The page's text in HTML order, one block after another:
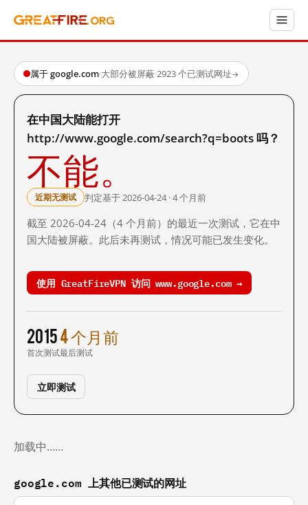
属于 google.com·大部分被屏蔽·2923 个已测试网址→
在中国大陆能打开
http://www.google.com/search?q=boots 吗？
不能。
近期无测试 判定基于 2026-04-24 · 4 个月前
截至 2026-04-24（4 个月前）的最近一次测试，它在中
国大陆被屏蔽。此后未再测试，情况可能已发生变化。
使用 GreatFireVPN 访问 www.google.com →
2015
首次测试
4 个月前
最后测试
立即测试
加载中……
google.com 上其他已测试的网址